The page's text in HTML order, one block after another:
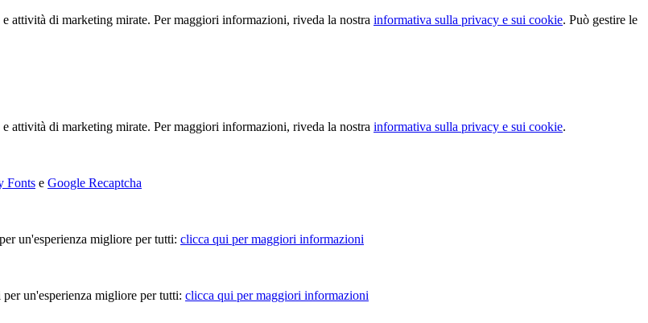
attività di marketing mirate. Per maggiori informazioni, riveda la nostra informativa sulla privacy e sui cookie. Può gestire le
attività di marketing mirate. Per maggiori informazioni, riveda la nostra informativa sulla privacy e sui cookie.
Fonts e Google Recaptcha
un'esperienza migliore per tutti: clicca qui per maggiori informazioni
un'esperienza migliore per tutti: clicca qui per maggiori informazioni